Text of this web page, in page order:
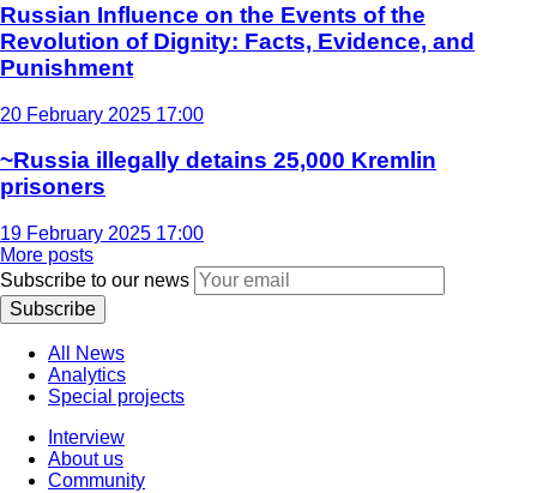
Russian Influence on the Events of the
Revolution of Dignity: Facts, Evidence, and
Punishment
20 February 2025 17:00
~Russia illegally detains 25,000 Kremlin
prisoners
19 February 2025 17:00
More posts
Subscribe to our news
Subscribe
All News
Analytics
Special projects
Interview
About us
Community